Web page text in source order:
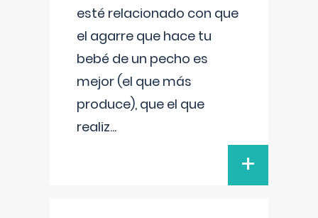
esté relacionado con que
el agarre que hace tu
bebé de un pecho es
mejor (el que más
produce), que el que
realiz...
+